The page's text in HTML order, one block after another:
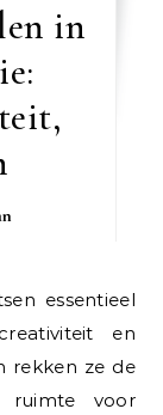
in
en
rekken ze de
ruimte voor